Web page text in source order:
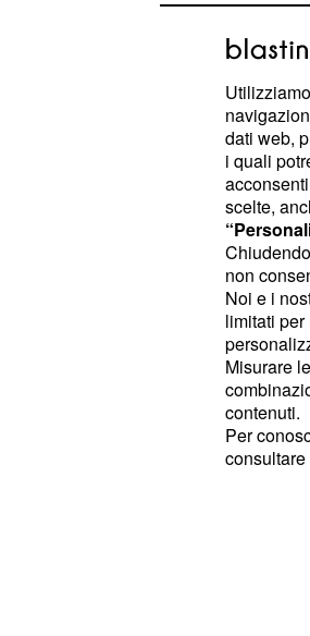
La
La squadra
contro PGE
imponendosi
evidente
controllato il
solidità in
difficoltà è
Warszawa
vantaggi,
protagonisti
punti
Giannelli,
dati web,
i quali
scelte,
non
Noi e i
limitati
Misurare
contenuti.
Per